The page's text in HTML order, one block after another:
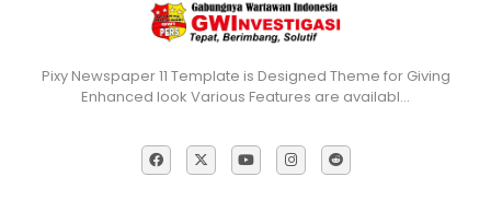
Pixy Newspaper 11 Template is Designed Theme for Giving
Enhanced look Various Features are availabl…